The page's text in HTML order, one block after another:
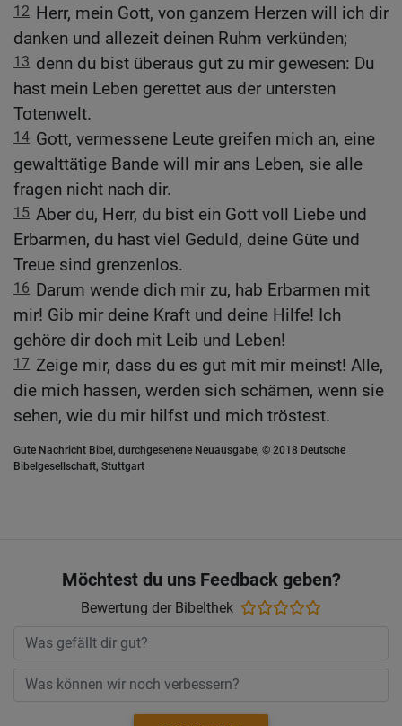
12 Herr, mein Gott, von ganzem Herzen will ich dir
danken und allezeit deinen Ruhm verkünden;
13 denn du bist überaus gut zu mir gewesen: Du
hast mein Leben gerettet aus der untersten
Totenwelt.
14 Gott, vermessene Leute greifen mich an, eine
gewalttätige Bande will mir ans Leben, sie alle
fragen nicht nach dir.
15 Aber du, Herr, du bist ein Gott voll Liebe und
Erbarmen, du hast viel Geduld, deine Güte und
Treue sind grenzenlos.
16 Darum wende dich mir zu, hab Erbarmen mit
mir! Gib mir deine Kraft und deine Hilfe! Ich
gehöre dir doch mit Leib und Leben!
17 Zeige mir, dass du es gut mit mir meinst! Alle,
die mich hassen, werden sich schämen, wenn sie
sehen, wie du mir hilfst und mich tröstest.
Gute Nachricht Bibel, durchgesehene Neuausgabe, © 2018 Deutsche
Bibelgesellschaft, Stuttgart
Möchtest du uns Feedback geben?
Bewertung der Bibelthek